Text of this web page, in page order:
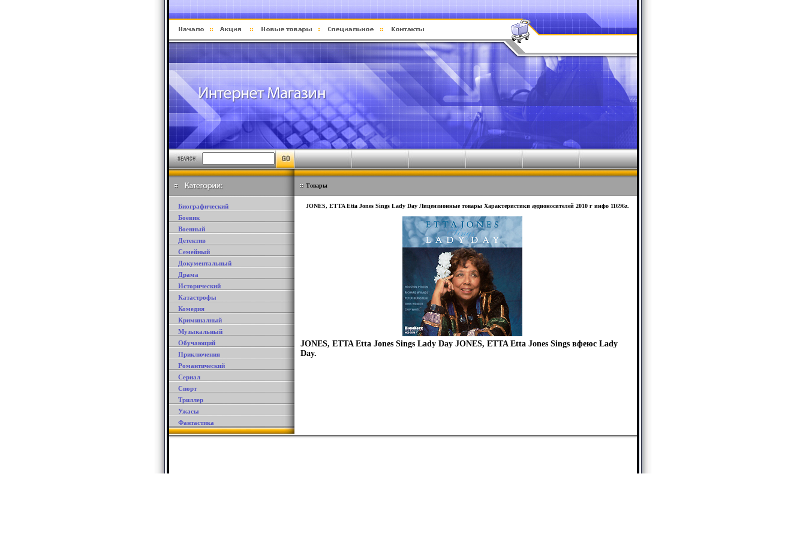
Биографический
Боевик
Военный
Детектив
Семейный
Документальный
Драма
Исторический
Катастрофы
Комедия
Криминалный
Музыкальный
Обучающий
Приключения
Романтический
Сериал
Спорт
Триллер
Ужасы
Фантастика
Товары
JONES, ETTA Etta Jones Sings Lady Day Лицензионные товары Характеристики аудионосителей 2010 г инфо 11696z.
JONES, ETTA Etta Jones Sings Lady Day JONES, ETTA Etta Jones Sings вфеюс Lady
Day.